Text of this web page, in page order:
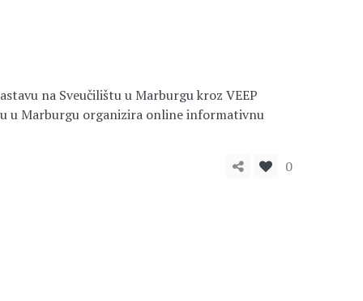
na Sveučilištu u Marburgu kroz VEEP
u Marburgu organizira online informativnu
0